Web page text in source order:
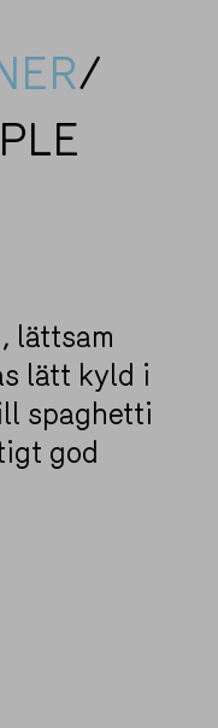
/
lättsam
lätt kyld i
spaghetti
god